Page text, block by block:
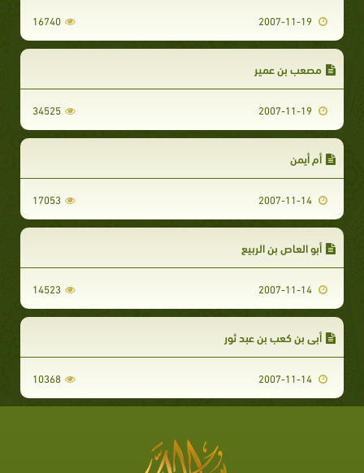
16740
مصعب بن عمير
34525
أم أيمن
17053
أبو العاص بن الربيع
14523
أبي بن كعب بن عبد ثور
10368